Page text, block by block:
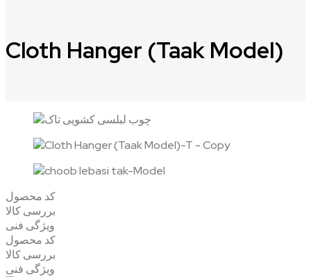
Cloth Hanger (Taak Model)
کد محصول
بررسی کالا
ویژگی فنی
کد محصول
بررسی کالا
ویژگی فنی